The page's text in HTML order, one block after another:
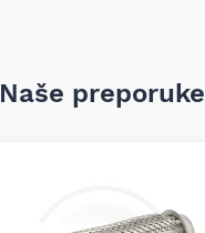
Naše preporuke